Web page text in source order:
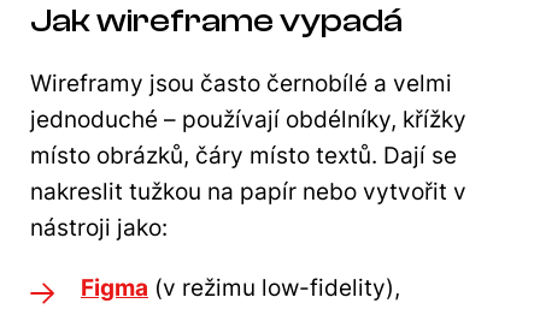
Jak wireframe vypadá
Wireframy jsou často černobílé a velmi
jednoduché – používají obdélníky, křížky
místo obrázků, čáry místo textů. Dají se
nakreslit tužkou na papír nebo vytvořit v
nástroji jako:
Figma (v režimu low-fidelity),